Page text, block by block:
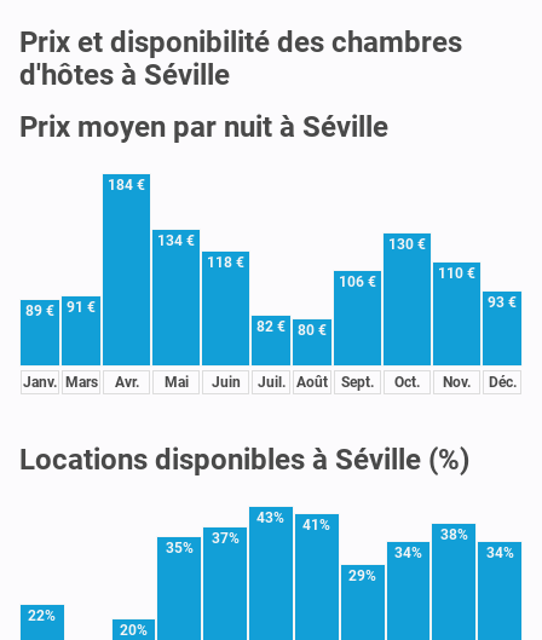
Prix et disponibilité des chambres
d'hôtes à Séville
Prix moyen par nuit à Séville
89 €
Janv.
91 €
Mars
184 €
Avr.
134 €
Mai
118 €
Juin
82 €
Juil.
80 €
Août
106 €
Sept.
130 €
Oct.
110 €
Nov.
93 €
Déc.
Locations disponibles à Séville (%)
22%
20%
35%
37%
43% 41%
29%
34%
38%
34%